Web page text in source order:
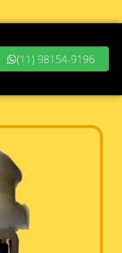
(11) 98154-9196